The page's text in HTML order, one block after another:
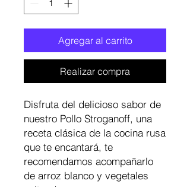
Agregar al carrito
Realizar compra
Disfruta del delicioso sabor de
nuestro Pollo Stroganoff, una
receta clásica de la cocina rusa
que te encantará, te
recomendamos acompañarlo
de arroz blanco y vegetales